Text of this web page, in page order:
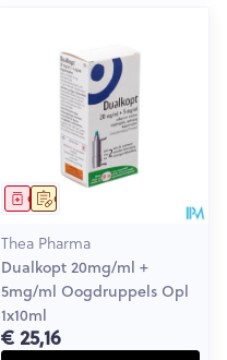
Op voorschrift
Geneesmiddel
Thea Pharma
Dualkopt 20mg/ml +
5mg/ml Oogdruppels Opl
1x10ml
€ 25,16